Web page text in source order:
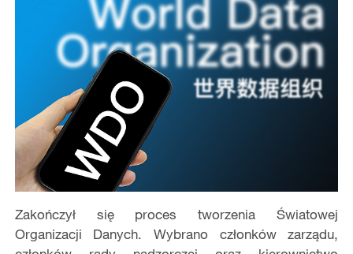
Zakończył się proces tworzenia Światowej
Organizacji Danych. Wybrano członków zarządu,